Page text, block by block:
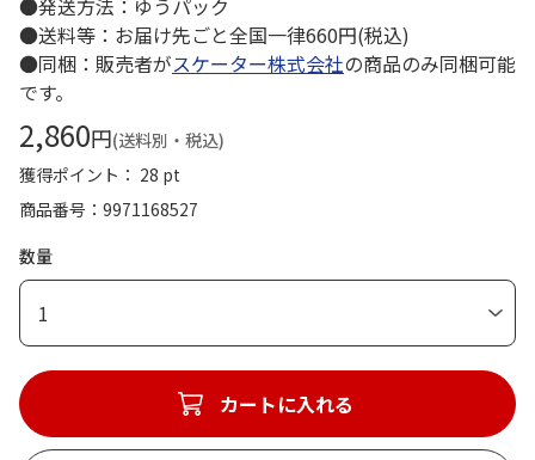
●発送方法：ゆうパック
●送料等：お届け先ごと全国一律660円(税込)
●同梱：販売者がスケーター株式会社の商品のみ同梱可能
です。
2,860円(送料別・税込)
獲得ポイント： 28 pt
商品番号
9971168527
数量
1
カートに入れる